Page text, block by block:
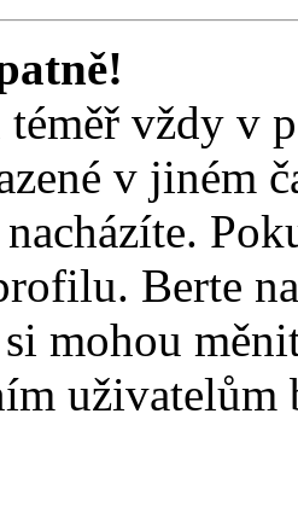
téměř vždy v
v jiném
Berte
mohou
uživatelům